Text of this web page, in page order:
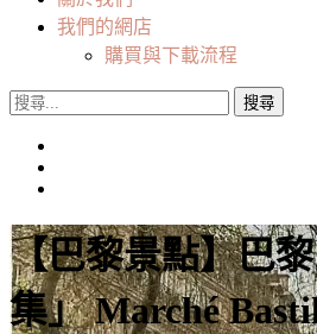
我們的網店
購買與下載流程
搜
【巴黎景點】巴
集」 Marché